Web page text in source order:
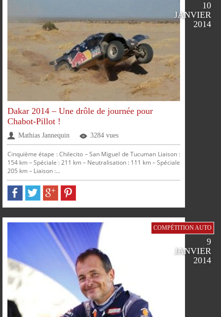
PLUS
FACEBOOKTWITTER GOOGLEPINTEREST
FACEBOOKTWITTERGOOGLE PINTEREST
SUR SUR SUR
SUR
PARTAGERPARTAGERPARTAGERPARTAGER
10
JANVIER
2014
Dakar 2014 – Une drôle de journée pour
Chabot-Pillot !
Mathias Jannequin 3284 vues
Cinquième étape : Chilecito – San Miguel de Tucuman Liaison :
154 km – Spéciale : 211 km – Neutralisation : 111 km – Spéciale
205 km – Liaison :...
COMPÉTITION AUTO
9
JANVIER
2014